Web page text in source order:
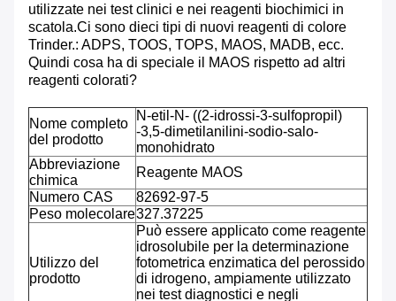
utilizzate nei test clinici e nei reagenti biochimici in
scatola.Ci sono dieci tipi di nuovi reagenti di colore
Trinder.: ADPS, TOOS, TOPS, MAOS, MADB, ecc.
Quindi cosa ha di speciale il MAOS rispetto ad altri
reagenti colorati?
Nome completo
del prodotto
N-etil-N- ((2-idrossi-3-sulfopropil)
-3,5-dimetilanilini-sodio-salo-
monohidrato
Abbreviazione
chimica
Reagente MAOS
Numero CAS
82692-97-5
Peso molecolare327.37225
Utilizzo del
prodotto
Può essere applicato come reagente
idrosolubile per la determinazione
fotometrica enzimatica del perossido
di idrogeno, ampiamente utilizzato
nei test diagnostici e negli